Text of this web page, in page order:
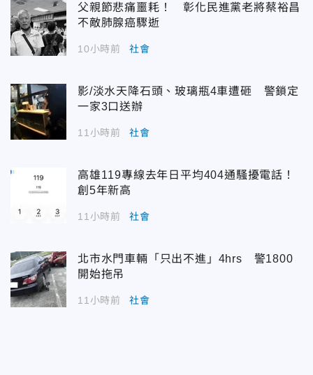
父親節悲痛噩耗！ 彰化民進黨老將蔡裕昌
不敵肺腺癌驟逝
10小時前 社會
影/淡水天降石頭、玻璃瓶4車遭砸 警鎖定
一家3口送辦
11小時前 社會
高雄119專線去年日平均404通騷擾電話！
創5年新高
11小時前 社會
北市水門車輛「只出不進」4hrs 警1800
開始拖吊
11小時前 社會